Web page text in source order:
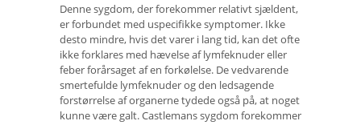
Denne sygdom, der forekommer relativt sjældent,
er forbundet med uspecifikke symptomer. Ikke
desto mindre, hvis det varer i lang tid, kan det ofte
ikke forklares med hævelse af lymfeknuder eller
feber forårsaget af en forkølelse. De vedvarende
smertefulde lymfeknuder og den ledsagende
forstørrelse af organerne tydede også på, at noget
kunne være galt. Castlemans sygdom forekommer